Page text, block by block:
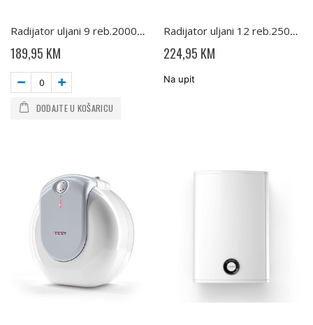
Radijator uljani 9 reb.2000W sa vent. CB2009E01V TESY
189,95 KM
DODAJTE U KOŠARICU
Radijator uljani 12 reb.2500W sa vent. CB2512 E01V TESY
224,95 KM
Na upit